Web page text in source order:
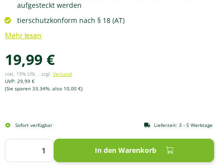
aufgesteckt werden
tierschutzkonform nach § 18 (AT)
Mehr lesen
19,99 €
inkl. 19% USt. , zzgl. Versand
UVP: 29,99 €
(Sie sparen 33.34%, also 10,00 €)
In den Warenkorb
Sofort verfügbar Lieferzeit: 3 - 5 Werktage